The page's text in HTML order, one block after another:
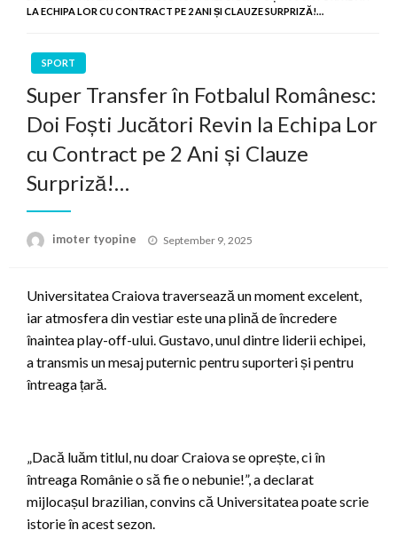
LA ECHIPA LOR CU CONTRACT PE 2 ANI ȘI CLAUZE SURPRIZĂ!…
SPORT
Super Transfer în Fotbalul Românesc:
Doi Foști Jucători Revin la Echipa Lor
cu Contract pe 2 Ani și Clauze
Surpriză!…
imoter tyopine
Posted
September 9, 2025
Universitatea Craiova traversează un moment excelent,
iar atmosfera din vestiar este una plină de încredere
înaintea play-off-ului. Gustavo, unul dintre liderii echipei,
a transmis un mesaj puternic pentru suporteri și pentru
întreaga țară.
„Dacă luăm titlul, nu doar Craiova se oprește, ci în
întreaga Românie o să fie o nebunie!”, a declarat
mijlocașul brazilian, convins că Universitatea poate scrie
istorie în acest sezon.